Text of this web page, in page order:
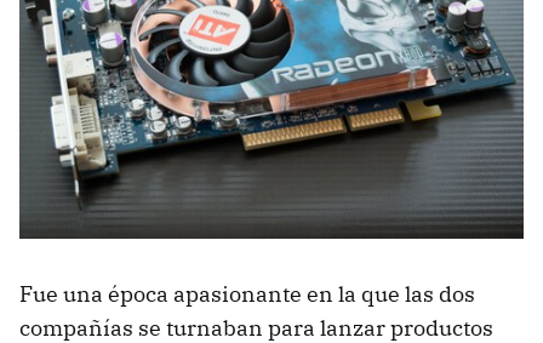
Fue una época apasionante en la que las dos
compañías se turnaban para lanzar productos